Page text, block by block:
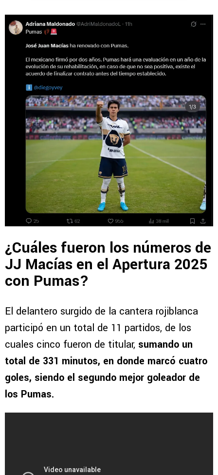
¿Cuáles fueron los números de
JJ Macías en el Apertura 2025
con Pumas?
El delantero surgido de la cantera rojiblanca
participó en un total de 11 partidos, de los
cuales cinco fueron de titular, sumando un
total de 331 minutos, en donde marcó cuatro
goles, siendo el segundo mejor goleador de
los Pumas.